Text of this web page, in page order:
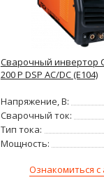
Сварочный инвертор
200 P DSP AC/DC (E104)
Напряжение, В:
Сварочный ток:
Тип тока:
Мощность:
Ознакомиться с